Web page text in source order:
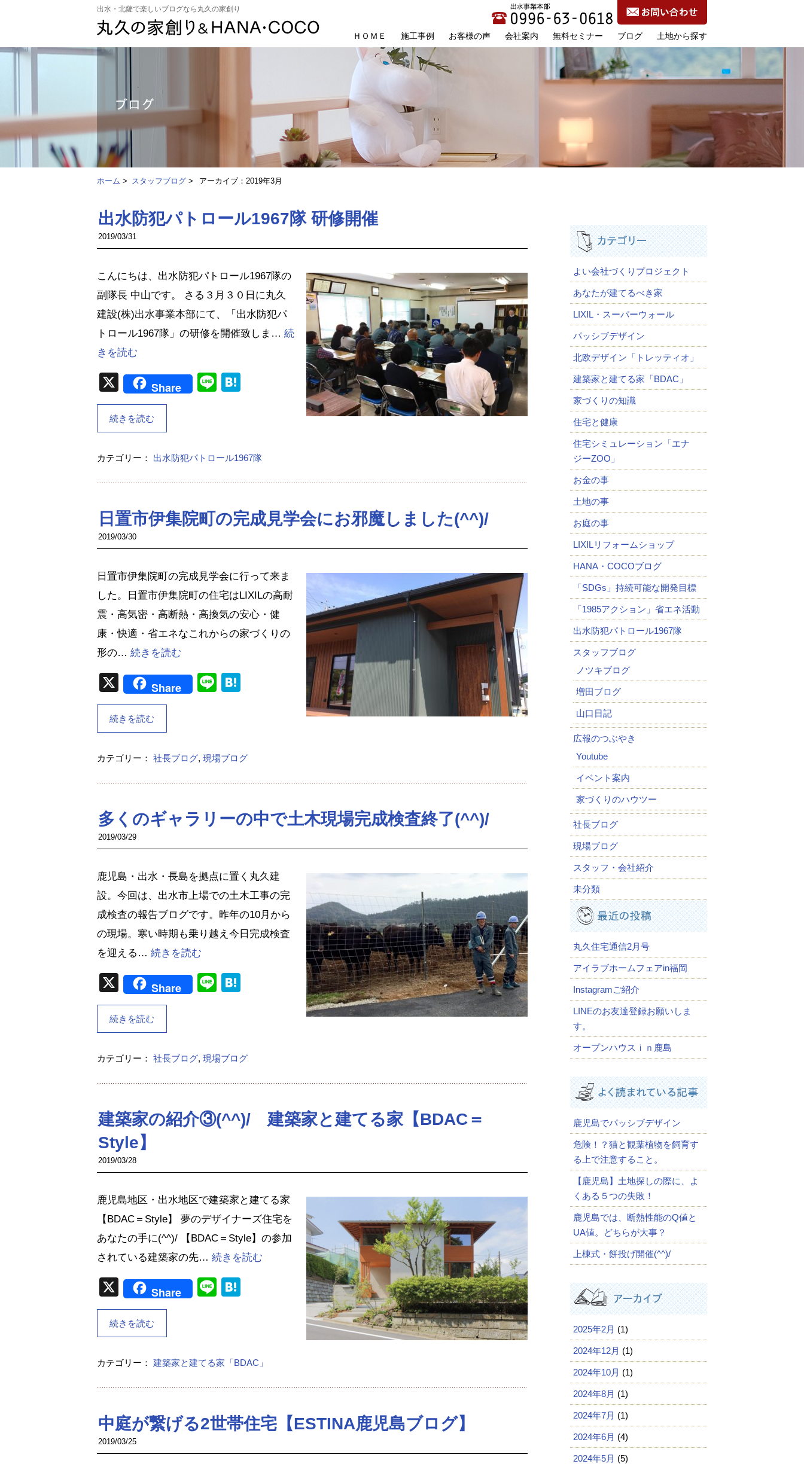
出水・北薩で楽しいブログなら丸久の家創り
ＨＯＭＥ 施工事例 お客様の声 会社案内 無料セミナー ブログ 土地から探す
ホーム > スタッフブログ> アーカイブ：2019年3月
出水防犯パトロール1967隊 研修開催
2019/03/31
こんにちは、出水防犯パトロール1967隊の
副隊長 中山です。 さる３月３０日に丸久
建設(株)出水事業本部にて、「出水防犯パ
トロール1967隊」の研修を開催致しま… 続
きを読む
X Share Line
続きを読む
カテゴリー： 出水防犯パトロール1967隊
日置市伊集院町の完成見学会にお邪魔しました(^^)/
2019/03/30
日置市伊集院町の完成見学会に行って来ま
した。日置市伊集院町の住宅はLIXILの高耐
震・高気密・高断熱・高換気の安心・健
康・快適・省エネなこれからの家づくりの
形の… 続きを読む
X Share Line
続きを読む
カテゴリー： 社長ブログ, 現場ブログ
多くのギャラリーの中で土木現場完成検査終了(^^)/
2019/03/29
鹿児島・出水・長島を拠点に置く丸久建
設。今回は、出水市上場での土木工事の完
成検査の報告ブログです。昨年の10月から
の現場。寒い時期も乗り越え今日完成検査
を迎える… 続きを読む
X Share Line
続きを読む
カテゴリー： 社長ブログ, 現場ブログ
建築家の紹介③(^^)/ 建築家と建てる家【BDAC＝
Style】
2019/03/28
鹿児島地区・出水地区で建築家と建てる家
【BDAC＝Style】 夢のデザイナーズ住宅を
あなたの手に(^^)/ 【BDAC＝Style】の参加
されている建築家の先… 続きを読む
X Share Line
続きを読む
カテゴリー： 建築家と建てる家「BDAC」
中庭が繋げる2世帯住宅【ESTINA鹿児島ブログ】
2019/03/25
よい会社づくりプロジェクト
あなたが建てるべき家
LIXIL・スーパーウォール
パッシブデザイン
北欧デザイン「トレッティオ」
建築家と建てる家「BDAC」
家づくりの知識
住宅と健康
住宅シミュレーション「エナ
ジーZOO」
お金の事
土地の事
お庭の事
LIXILリフォームショップ
HANA・COCOブログ
「SDGs」持続可能な開発目標
「1985アクション」省エネ活動
出水防犯パトロール1967隊
スタッフブログ
ノツキブログ
増田ブログ
山口日記
広報のつぶやき
Youtube
イベント案内
家づくりのハウツー
社長ブログ
現場ブログ
スタッフ・会社紹介
未分類
丸久住宅通信2月号
アイラブホームフェアin福岡
Instagramご紹介
LINEのお友達登録お願いしま
す。
オープンハウスｉｎ鹿島
鹿児島でパッシブデザイン
危険！？猫と観葉植物を飼育す
る上で注意すること。
【鹿児島】土地探しの際に、よ
くある５つの失敗！
鹿児島では、断熱性能のQ値と
UA値。どちらが大事？
上棟式・餅投げ開催(^^)/
2025年2月 (1)
2024年12月 (1)
2024年10月 (1)
2024年8月 (1)
2024年7月 (1)
2024年6月 (4)
2024年5月 (5)